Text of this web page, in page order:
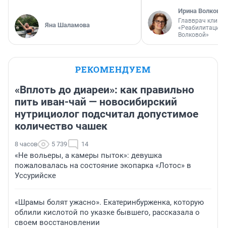
Яна Шаламова
Ирина Волкова
Главврач
«Реабилитация
Волковой»
РЕКОМЕНДУЕМ
«Вплоть до диареи»: как правильно
пить иван-чай — новосибирский
нутрициолог подсчитал допустимое
количество чашек
8 часов 5 739 14
«Не вольеры, а камеры пыток»: девушка
пожаловалась на состояние экопарка «Лотос» в
Уссурийске
«Шрамы болят ужасно». Екатеринбурженка, которую
облили кислотой по указке бывшего, рассказала о
своем восстановлении